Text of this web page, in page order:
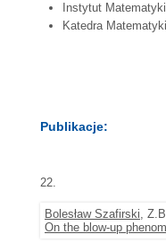
Instytut Matematyki
Katedra
Publikacje:
22.
Bolesław Szafirski,
On the blow-up